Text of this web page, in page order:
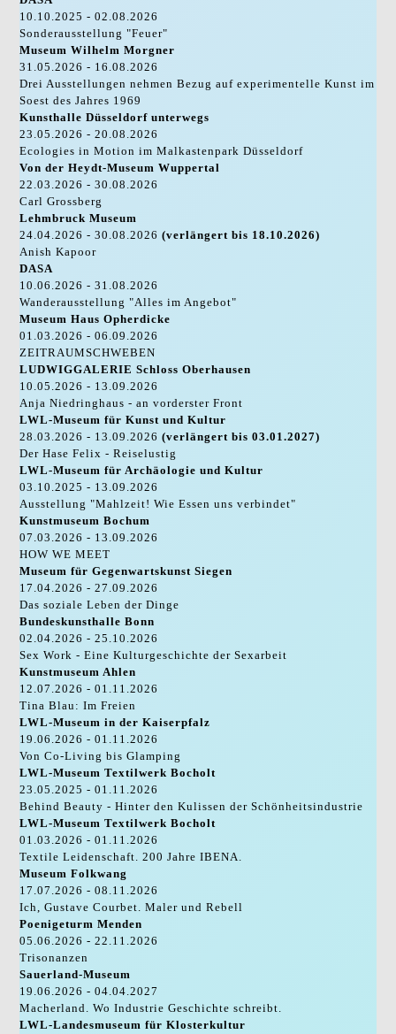
10.10.2025 - 02.08.2026
Sonderausstellung "Feuer"
Museum Wilhelm Morgner
31.05.2026 - 16.08.2026
Drei Ausstellungen nehmen Bezug auf experimentelle Kunst im
Soest des Jahres 1969
Kunsthalle Düsseldorf unterwegs
23.05.2026 - 20.08.2026
Ecologies in Motion im Malkastenpark Düsseldorf
Von der Heydt-Museum Wuppertal
22.03.2026 - 30.08.2026
Carl Grossberg
Lehmbruck Museum
24.04.2026 - 30.08.2026(verlängert bis 18.10.2026)
Anish Kapoor
DASA
10.06.2026 - 31.08.2026
Wanderausstellung "Alles im Angebot"
Museum Haus Opherdicke
01.03.2026 - 06.09.2026
ZEITRAUMSCHWEBEN
LUDWIGGALERIE Schloss Oberhausen
10.05.2026 - 13.09.2026
Anja Niedringhaus - an vorderster Front
LWL-Museum für Kunst und Kultur
28.03.2026 - 13.09.2026(verlängert bis 03.01.2027)
Der Hase Felix - Reiselustig
LWL-Museum für Archäologie und Kultur
03.10.2025 - 13.09.2026
Ausstellung "Mahlzeit! Wie Essen uns verbindet"
Kunstmuseum Bochum
07.03.2026 - 13.09.2026
HOW WE MEET
Museum für Gegenwartskunst Siegen
17.04.2026 - 27.09.2026
Das soziale Leben der Dinge
Bundeskunsthalle Bonn
02.04.2026 - 25.10.2026
Sex Work - Eine Kulturgeschichte der Sexarbeit
Kunstmuseum Ahlen
12.07.2026 - 01.11.2026
Tina Blau: Im Freien
LWL-Museum in der Kaiserpfalz
19.06.2026 - 01.11.2026
Von Co-Living bis Glamping
LWL-Museum Textilwerk Bocholt
23.05.2025 - 01.11.2026
Behind Beauty - Hinter den Kulissen der Schönheitsindustrie
LWL-Museum Textilwerk Bocholt
01.03.2026 - 01.11.2026
Textile Leidenschaft. 200 Jahre IBENA.
Museum Folkwang
17.07.2026 - 08.11.2026
Ich, Gustave Courbet. Maler und Rebell
Poenigeturm Menden
05.06.2026 - 22.11.2026
Trisonanzen
Sauerland-Museum
19.06.2026 - 04.04.2027
Macherland. Wo Industrie Geschichte schreibt.
LWL-Landesmuseum für Klosterkultur